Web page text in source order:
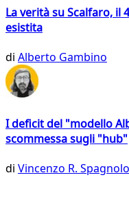
La verità su Scalfaro, il
esistita
di Alberto Gambino
I deficit del "modello
scommessa sugli "hub"
di Vincenzo R. Spagnolo